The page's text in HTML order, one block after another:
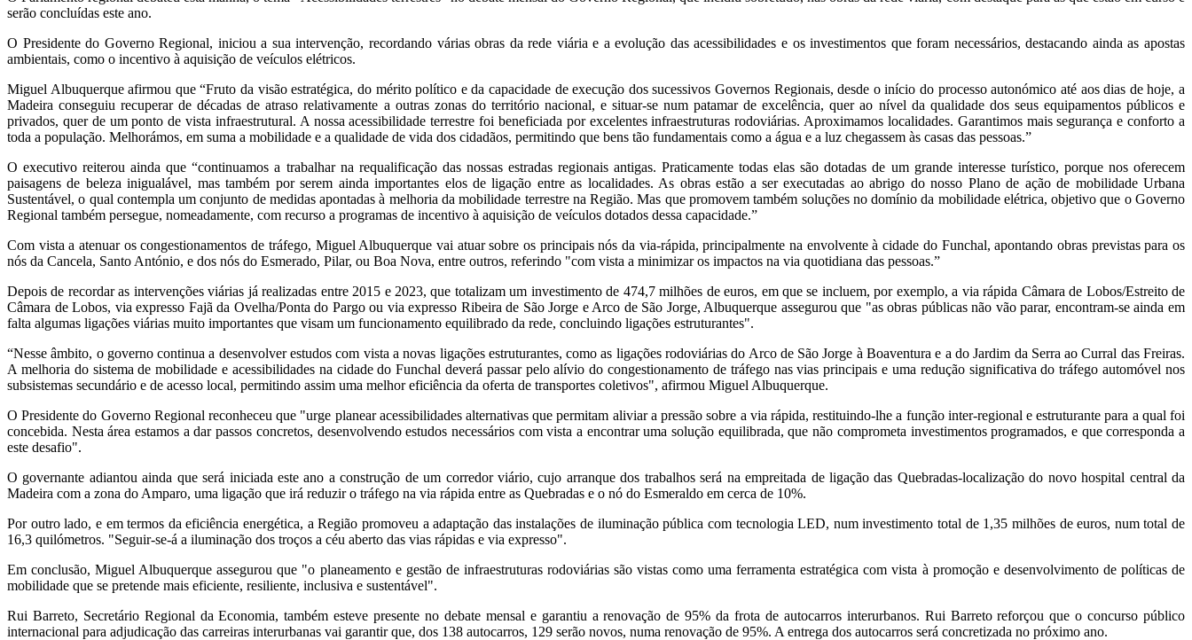
serão concluídas este ano.
O Presidente do Governo Regional, iniciou a sua intervenção, recordando várias obras da rede viária e a evolução das acessibilidades e os investimentos que foram necessários, destacando ainda as apostas
ambientais, como o incentivo à aquisição de veículos elétricos.
Miguel Albuquerque afirmou que “Fruto da visão estratégica, do mérito político e da capacidade de execução dos sucessivos Governos Regionais, desde o início do processo autonómico até aos dias de hoje, a
Madeira conseguiu recuperar de décadas de atraso relativamente a outras zonas do território nacional, e situar-se num patamar de excelência, quer ao nível da qualidade dos seus equipamentos públicos e
privados, quer de um ponto de vista infraestrutural. A nossa acessibilidade terrestre foi beneficiada por excelentes infraestruturas rodoviárias. Aproximamos localidades. Garantimos mais segurança e conforto a
toda a população. Melhorámos, em suma a mobilidade e a qualidade de vida dos cidadãos, permitindo que bens tão fundamentais como a água e a luz chegassem às casas das pessoas.”
O executivo reiterou ainda que “continuamos a trabalhar na requalificação das nossas estradas regionais antigas. Praticamente todas elas são dotadas de um grande interesse turístico, porque nos oferecem
paisagens de beleza inigualável, mas também por serem ainda importantes elos de ligação entre as localidades. As obras estão a ser executadas ao abrigo do nosso Plano de ação de mobilidade Urbana
Sustentável, o qual contempla um conjunto de medidas apontadas à melhoria da mobilidade terrestre na Região. Mas que promovem também soluções no domínio da mobilidade elétrica, objetivo que o Governo
Regional também persegue, nomeadamente, com recurso a programas de incentivo à aquisição de veículos dotados dessa capacidade.”
Com vista a atenuar os congestionamentos de tráfego, Miguel Albuquerque vai atuar sobre os principais nós da via-rápida, principalmente na envolvente à cidade do Funchal, apontando obras previstas para os
nós da Cancela, Santo António, e dos nós do Esmerado, Pilar, ou Boa Nova, entre outros, referindo "com vista a minimizar os impactos na via quotidiana das pessoas.”
Depois de recordar as intervenções viárias já realizadas entre 2015 e 2023, que totalizam um investimento de 474,7 milhões de euros, em que se incluem, por exemplo, a via rápida Câmara de Lobos/Estreito de
Câmara de Lobos, via expresso Fajã da Ovelha/Ponta do Pargo ou via expresso Ribeira de São Jorge e Arco de São Jorge, Albuquerque assegurou que "as obras públicas não vão parar, encontram-se ainda em
falta algumas ligações viárias muito importantes que visam um funcionamento equilibrado da rede, concluindo ligações estruturantes".
“Nesse âmbito, o governo continua a desenvolver estudos com vista a novas ligações estruturantes, como as ligações rodoviárias do Arco de São Jorge à Boaventura e a do Jardim da Serra ao Curral das Freiras.
A melhoria do sistema de mobilidade e acessibilidades na cidade do Funchal deverá passar pelo alívio do congestionamento de tráfego nas vias principais e uma redução significativa do tráfego automóvel nos
subsistemas secundário e de acesso local, permitindo assim uma melhor eficiência da oferta de transportes coletivos", afirmou Miguel Albuquerque.
O Presidente do Governo Regional reconheceu que "urge planear acessibilidades alternativas que permitam aliviar a pressão sobre a via rápida, restituindo-lhe a função inter-regional e estruturante para a qual foi
concebida. Nesta área estamos a dar passos concretos, desenvolvendo estudos necessários com vista a encontrar uma solução equilibrada, que não comprometa investimentos programados, e que corresponda a
este desafio".
O governante adiantou ainda que será iniciada este ano a construção de um corredor viário, cujo arranque dos trabalhos será na empreitada de ligação das Quebradas-localização do novo hospital central da
Madeira com a zona do Amparo, uma ligação que irá reduzir o tráfego na via rápida entre as Quebradas e o nó do Esmeraldo em cerca de 10%.
Por outro lado, e em termos da eficiência energética, a Região promoveu a adaptação das instalações de iluminação pública com tecnologia LED, num investimento total de 1,35 milhões de euros, num total de
16,3 quilómetros. "Seguir-se-á a iluminação dos troços a céu aberto das vias rápidas e via expresso".
Em conclusão, Miguel Albuquerque assegurou que "o planeamento e gestão de infraestruturas rodoviárias são vistas como uma ferramenta estratégica com vista à promoção e desenvolvimento de políticas de
mobilidade que se pretende mais eficiente, resiliente, inclusiva e sustentável".
Rui Barreto, Secretário Regional da Economia, também esteve presente no debate mensal e garantiu a renovação de 95% da frota de autocarros interurbanos. Rui Barreto reforçou que o concurso público
internacional para adjudicação das carreiras interurbanas vai garantir que, dos 138 autocarros, 129 serão novos, numa renovação de 95%. A entrega dos autocarros será concretizada no próximo ano.